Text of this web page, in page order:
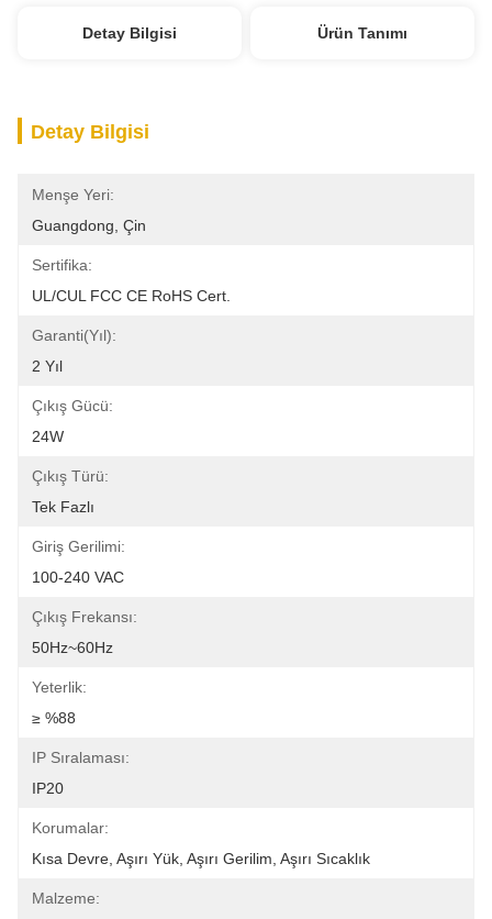
Detay Bilgisi Ürün Tanımı
Detay Bilgisi
Menşe Yeri:
Guangdong, Çin
Sertifika:
UL/cUL FCC CE RoHS Cert.
Garanti(Yıl):
2 Yıl
Çıkış Gücü:
24W
Çıkış Türü:
Tek Fazlı
Giriş Gerilimi:
100-240 VAC
Çıkış Frekansı:
50Hz~60Hz
Yeterlik:
≥ %88
IP Sıralaması:
IP20
Korumalar:
Kısa Devre, Aşırı Yük, Aşırı Gerilim, Aşırı Sıcaklık
Malzeme: